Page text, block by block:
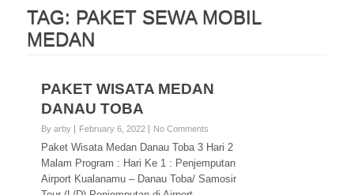
TAG: PAKET SEWA MOBIL
MEDAN
PAKET WISATA MEDAN
DANAU TOBA
By arby February 6, 2022 No Comments
Paket Wisata Medan Danau Toba 3 Hari 2
Malam Program : Hari Ke 1 : Penjemputan
Airport Kualanamu – Danau Toba/ Samosir